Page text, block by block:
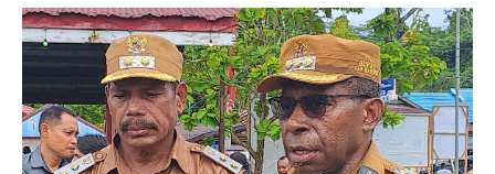
comments